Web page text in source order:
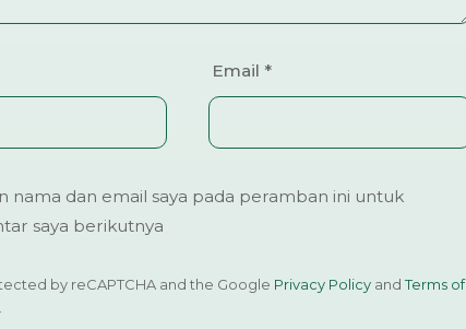
Email *
nama dan email saya pada peramban ini untuk
saya berikutnya
by reCAPTCHA and the Google Privacy Policy andTerms of